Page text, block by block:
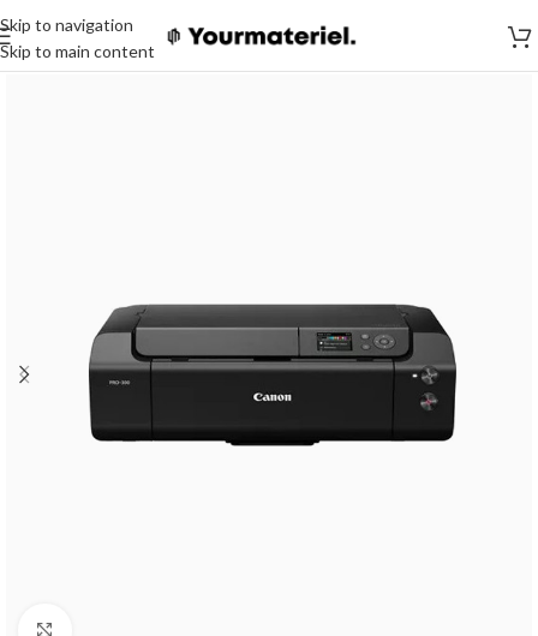
Skip to navigation
Skip to main content